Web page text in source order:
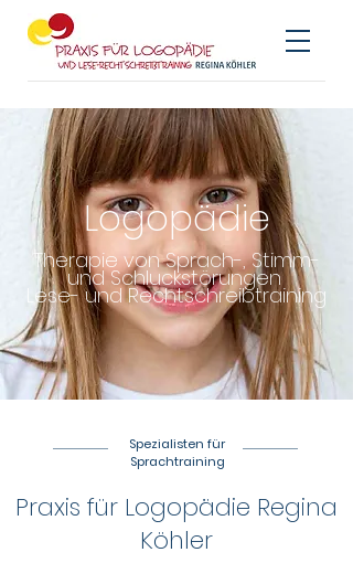
Logopädie
Therapievon Sprach-, Stimm-
und Schluckstörungen
Lese- und Rechtschreibtraining
Spezialisten für
Sprachtraining
Praxis für Logopädie Regina
Köhler